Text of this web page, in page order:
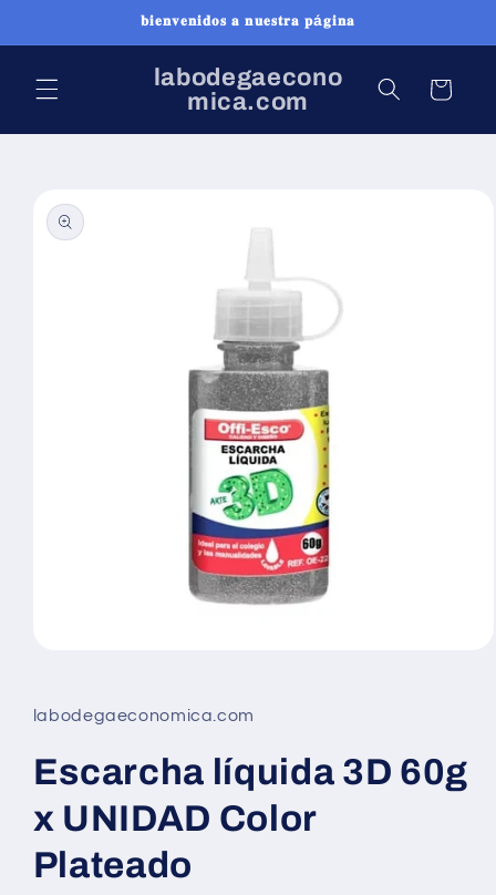
al contenido
𝐛𝐢𝐞𝐧𝐯𝐞𝐧𝐢𝐝𝐨𝐬 𝐚 𝐧𝐮𝐞𝐬𝐭𝐫𝐚 𝐩á𝐠𝐢𝐧𝐚
labodegaecono
mica.com
Carrito
información
1
en
ventana
modal
labodegaeconomica.com
Escarcha líquida 3D 60g
x UNIDAD Color
Plateado